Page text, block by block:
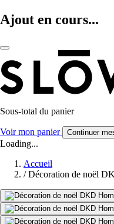
Ajout en cours...
Sous-total du panier
Voir mon panier Continuer
Loading...
Accueil
/ Décoration de noël